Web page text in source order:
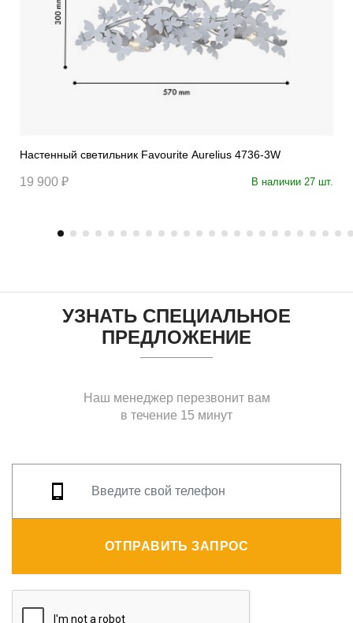
Настенный светильник Favourite Aurelius 4736-3W
19 900 ₽ В наличии 27 шт.
УЗНАТЬ СПЕЦИАЛЬНОЕ
ПРЕДЛОЖЕНИЕ
Наш менеджер перезвонит вам
в течение 15 минут
ОТПРАВИТЬ ЗАПРОС